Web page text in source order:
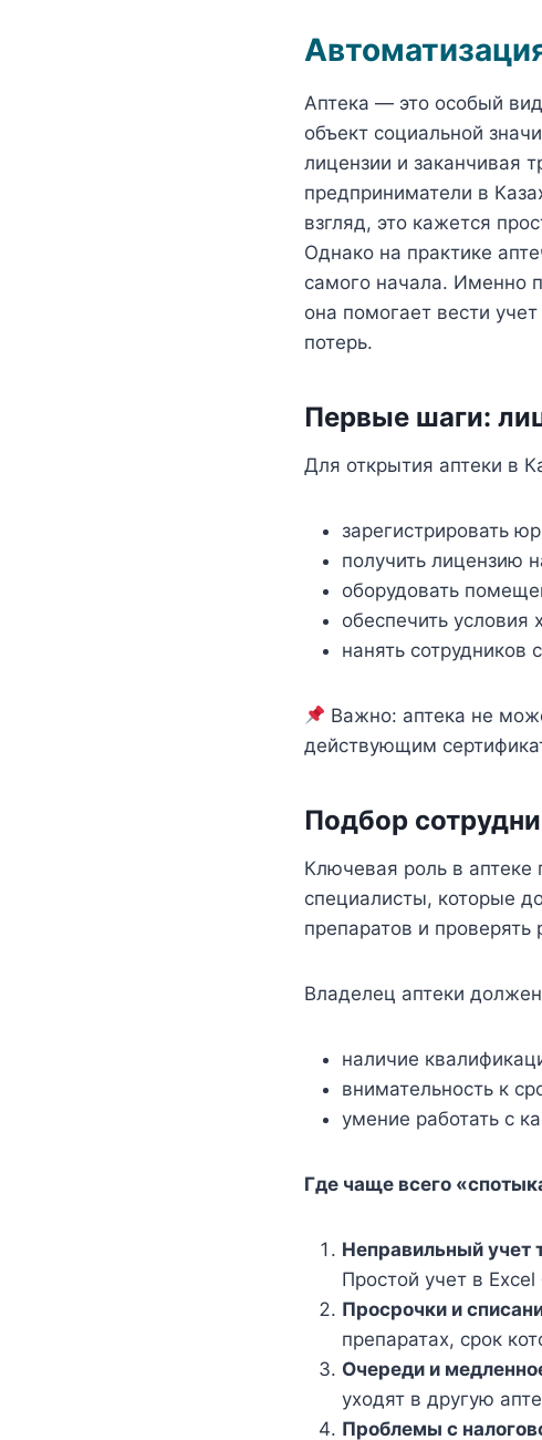
Аптека — это особый
объект социальной
лицензии и заканчивая
предприниматели в
взгляд, это кажется
Однако на практике
самого начала. Именно
она помогает вести
потерь.
Первые шаги:
Для открытия аптеки в
зарегистрировать
получить лицензию
оборудовать
обеспечить условия
нанять
Важно: аптека не
действующим
Подбор
Ключевая роль в
специалисты, которые
препаратов и проверять
Владелец аптеки
наличие
внимательность к
умение работать с
Где чаще всего
Неправильный учет
Простой учет в
Просрочки и
препаратах, срок
Очереди и
уходят в другую
Проблемы с